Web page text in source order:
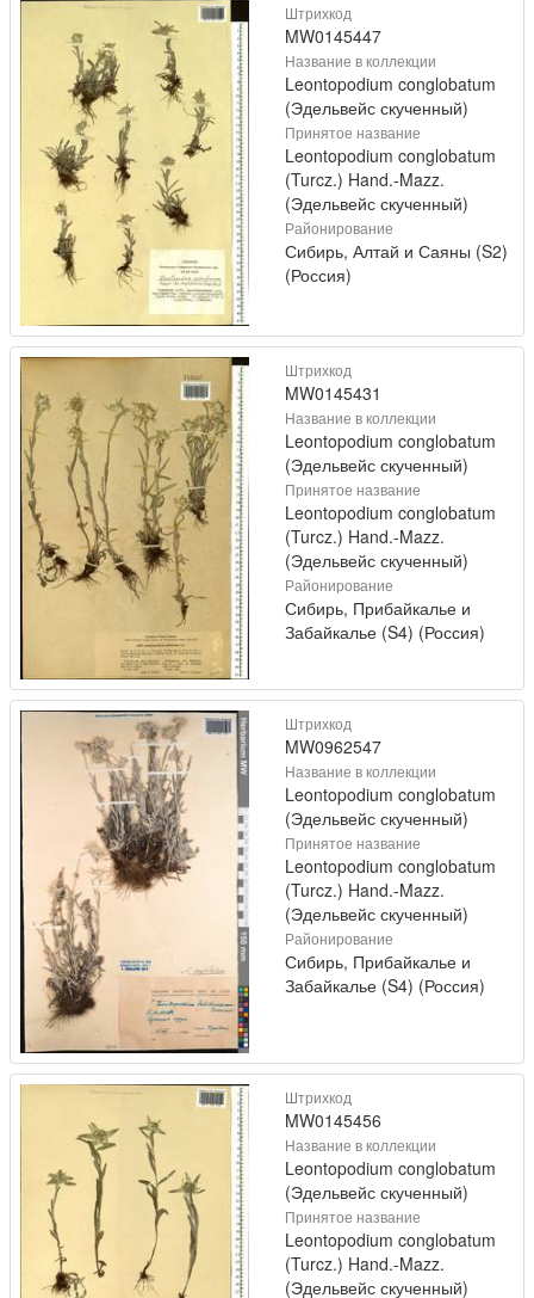
Штрихкод
MW0145447
Название в коллекции
Leontopodium conglobatum
(Эдельвейс скученный)
Принятое название
Leontopodium conglobatum
(Turcz.) Hand.-Mazz.
(Эдельвейс скученный)
Районирование
Сибирь, Алтай и Саяны (S2)
(Россия)
Штрихкод
MW0145431
Название в коллекции
Leontopodium conglobatum
(Эдельвейс скученный)
Принятое название
Leontopodium conglobatum
(Turcz.) Hand.-Mazz.
(Эдельвейс скученный)
Районирование
Сибирь, Прибайкалье и
Забайкалье (S4) (Россия)
Штрихкод
MW0962547
Название в коллекции
Leontopodium conglobatum
(Эдельвейс скученный)
Принятое название
Leontopodium conglobatum
(Turcz.) Hand.-Mazz.
(Эдельвейс скученный)
Районирование
Сибирь, Прибайкалье и
Забайкалье (S4) (Россия)
Штрихкод
MW0145456
Название в коллекции
Leontopodium conglobatum
(Эдельвейс скученный)
Принятое название
Leontopodium conglobatum
(Turcz.) Hand.-Mazz.
(Эдельвейс скученный)